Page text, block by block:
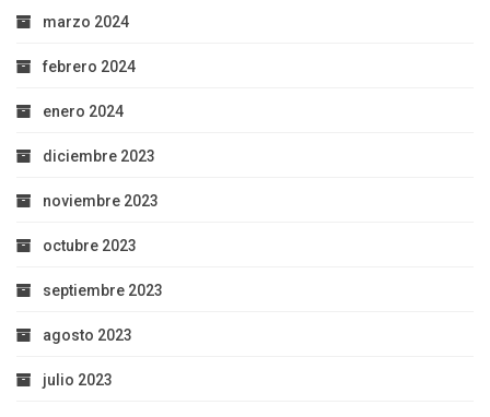
marzo 2024
febrero 2024
enero 2024
diciembre 2023
noviembre 2023
octubre 2023
septiembre 2023
agosto 2023
julio 2023